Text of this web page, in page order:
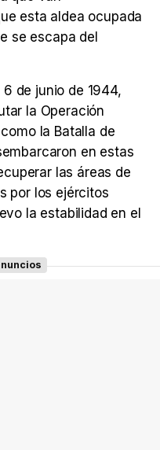
esta aldea ocupada
se escapa del
de junio de 1944,
la Operación
la Batalla de
en estas
las áreas de
por los ejércitos
la estabilidad en el